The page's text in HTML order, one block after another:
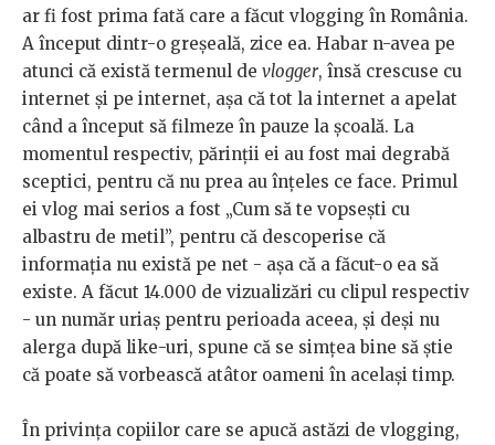
ar fi fost prima fată care a făcut vlogging în România.
A început dintr-o greșeală, zice ea. Habar n-avea pe
atunci că există termenul de vlogger, însă crescuse cu
internet și pe internet, așa că tot la internet a apelat
când a început să filmeze în pauze la școală. La
momentul respectiv, părinții ei au fost mai degrabă
sceptici, pentru că nu prea au înțeles ce face. Primul
ei vlog mai serios a fost „Cum să te vopsești cu
albastru de metil”, pentru că descoperise că
informația nu există pe net - așa că a făcut-o ea să
existe. A făcut 14.000 de vizualizări cu clipul respectiv
- un număr uriaș pentru perioada aceea, și deși nu
alerga după like-uri, spune că se simțea bine să știe
că poate să vorbească atâtor oameni în același timp.
În privința copiilor care se apucă astăzi de vlogging,